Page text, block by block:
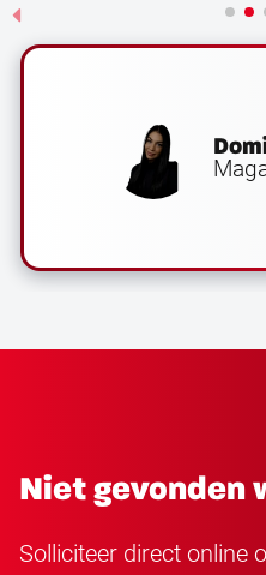
Niet gevonden
Solliciteer direct online